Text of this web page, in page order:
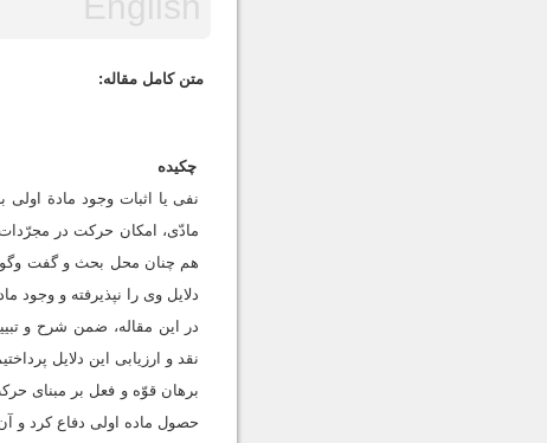
متن کامل مقاله:
چکیده
نفی یا اثبات وجود مادة
مادّی، امکان حرکت در
هم چنان محل بحث و گفت
دلایل وی را نپذیرفته و وجود
در این مقاله، ضمن شرح و
نقد و ارزیابی این دلایل
برهان قوّه و فعل بر مبنای
حصول ماده اولی دفاع کرد و